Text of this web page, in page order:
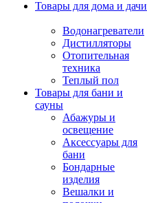
Товары для дома и дачи
Водонагреватели
Дистилляторы
Отопительная
техника
Теплый пол
Товары для бани и
сауны
Абажуры и
освещение
Аксессуары для
бани
Бондарные
изделия
Вешалки и